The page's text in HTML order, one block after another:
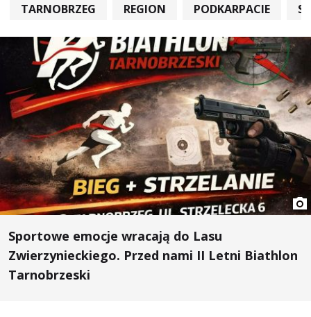
TARNOBRZEG REGION PODKARPACIE
Sportowe emocje wracają do Lasu
Zwierzynieckiego. Przed nami II Letni Biathlon
Tarnobrzeski